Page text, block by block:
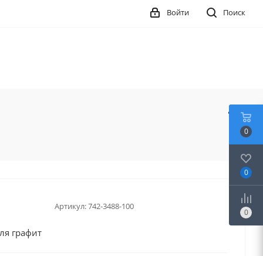
Поиск
Войти
Артикул:742-3488-100
графит
0
0
0